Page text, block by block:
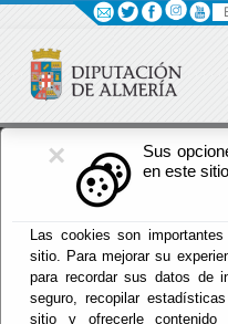
×
Sus
en este sitio
Las cookies son
sitio. Para mejorar su
para recordar sus datos de
seguro, recopilar
sitio y ofrecerle contenido
Fomento
Inicio -Fomento - Planes